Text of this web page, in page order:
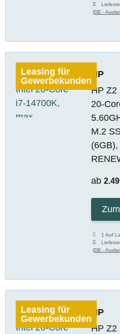
(DE -
Leasing für
Gewerbekunden
HP
HP Z2
20-
M.2
(6GB),
ab
1 Auf
(DE -
Leasing für
Gewerbekunden
HP
HP Z2